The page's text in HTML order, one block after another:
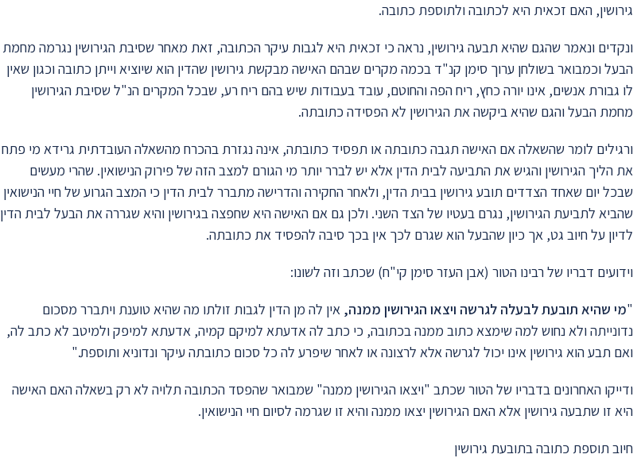
גירושין, האם זכאית היא לכתובה ולתוספת כתובה.
ונקדים ונאמר שהגם שהיא תבעה גירושין, נראה כי זכאית היא לגבות עיקר הכתובה, זאת מאחר שסיבת הגירושין נגרמה מחמת
הבעל וכמבואר בשולחן ערוך סימן קנ"ד בכמה מקרים שבהם האישה מבקשת גירושין שהדין הוא שיוציא וייתן כתובה וכגון שאין
לו גבורת אנשים, אינו יורה כחץ, ריח הפה והחוטם, עובד בעבודות שיש בהם ריח רע, שבכל המקרים הנ"ל שסיבת הגירושין
מחמת הבעל והגם שהיא ביקשה את הגירושין לא הפסידה כתובתה.
ורגילים לומר שהשאלה אם האישה תגבה כתובתה או תפסיד כתובתה, אינה נגזרת בהכרח מהשאלה העובדתית גרידא מי פתח
את הליך הגירושין והגיש את התביעה לבית הדין אלא יש לברר יותר מי הגורם למצב הזה של פירוק הנישואין. שהרי מעשים
שבכל יום שאחד הצדדים תובע גירושין בבית הדין, ולאחר החקירה והדרישה מתברר לבית הדין כי המצב הגרוע של חיי הנישואין
שהביא לתביעת הגירושין, נגרם בעטיו של הצד השני. ולכן גם אם האישה היא שחפצה בגירושין והיא שגררה את הבעל לבית הדין
לדיון על חיוב גט, אך כיון שהבעל הוא שגרם לכך אין בכך סיבה להפסיד את כתובתה.
וידועים דבריו של רבינו הטור (אבן העזר סימן קי"ח) שכתב וזה לשונו:
"מי שהיא תובעת לבעלה לגרשה ויצאו הגירושין ממנה, אין לה מן הדין לגבות זולתו מה שהיא טוענת ויתברר מסכום
נדונייתה ולא נחוש למה שימצא כתוב ממנה בכתובה, כי כתב לה אדעתא למיקם קמיה, אדעתא למיפק ולמיטב לא כתב לה,
ואם תבע הוא גירושין אינו יכול לגרשה אלא לרצונה או לאחר שיפרע לה כל סכום כתובתה עיקר ונדוניא ותוספת."
ודייקו האחרונים בדבריו של הטור שכתב "ויצאו הגירושין ממנה" שמבואר שהפסד הכתובה תלויה לא רק בשאלה האם האישה
היא זו שתבעה גירושין אלא האם הגירושין יצאו ממנה והיא זו שגרמה לסיום חיי הנישואין.
חיוב תוספת כתובה בתובעת גירושין